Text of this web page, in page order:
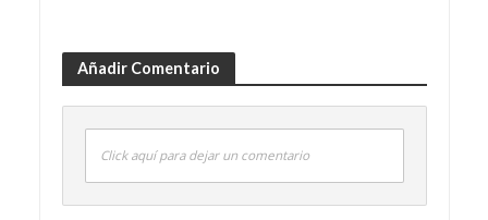
Añadir Comentario
Click aquí para dejar un comentario